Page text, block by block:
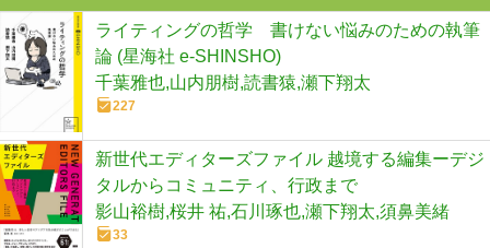
ライティングの哲学 書けない悩みのための執筆
論 (星海社 e-SHINSHO)
千葉雅也,山内朋樹,読書猿,瀬下翔太
227
新世代エディターズファイル 越境する編集ーデジ
タルからコミュニティ、行政まで
影山裕樹,桜井 祐,石川琢也,瀬下翔太,須鼻美緒
33